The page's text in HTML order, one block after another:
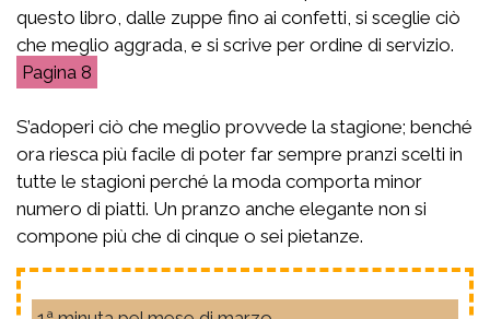
questo libro, dalle zuppe fino ai confetti, si sceglie ciò
che meglio aggrada, e si scrive per ordine di servizio.
8
S’adoperi ciò che meglio provvede la stagione; benché
ora riesca più facile di poter far sempre pranzi scelti in
tutte le stagioni perché la moda comporta minor
numero di piatti. Un pranzo anche elegante non si
compone più che di cinque o sei pietanze.